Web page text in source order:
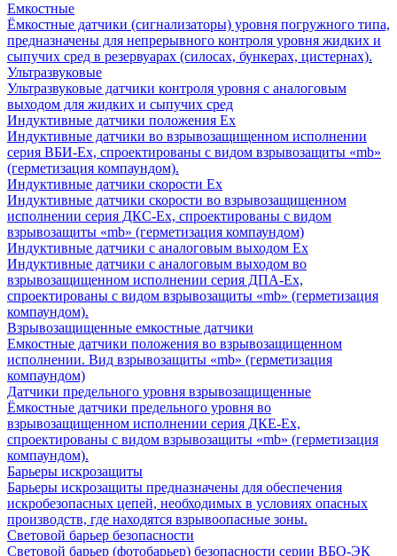
Емкостные
Ёмкостные датчики (сигнализаторы) уровня погружного типа,
предназначены для непрерывного контроля уровня жидких и
сыпучих сред в резервуарах (силосах, бункерах, цистернах).
Ультразвуковые
Ультразвуковые датчики контроля уровня с аналоговым
выходом для жидких и сыпучих сред
Индуктивные датчики положения Ех
Индуктивные датчики во взрывозащищенном исполнении
серия ВБИ-Ех, спроектированы с видом взрывозащиты «mb»
(герметизация компаундом).
Индуктивные датчики скорости Ех
Индуктивные датчики скорости во взрывозащищенном
исполнении серия ДКС-Ех, спроектированы с видом
взрывозащиты «mb» (герметизация компаундом)
Индуктивные датчики с аналоговым выходом Ех
Индуктивные датчики с аналоговым выходом во
взрывозащищенном исполнении серия ДПА-Ех,
спроектированы с видом взрывозащиты «mb» (герметизация
компаундом).
Взрывозащищенные емкостные датчики
Емкостные датчики положения во взрывозащищенном
исполнении. Вид взрывозащиты «mb» (герметизация
компаундом)
Датчики предельного уровня взрывозащищенные
Ёмкостные датчики предельного уровня во
взрывозащищенном исполнении серия ДКЕ-Ех,
спроектированы с видом взрывозащиты «mb» (герметизация
компаундом).
Барьеры искрозащиты
Барьеры искрозащиты предназначены для обеспечения
искробезопасных цепей, необходимых в условиях опасных
производств, где находятся взрывоопасные зоны.
Световой барьер безопасности
Световой барьер (фотобарьер) безопасности серии ВБО-ЭК